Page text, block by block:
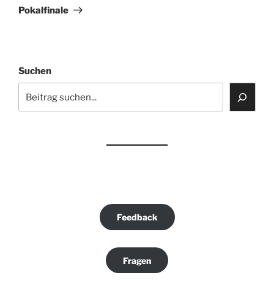
Beitrag
Pokalfinale
Suchen
Feedback
Fragen